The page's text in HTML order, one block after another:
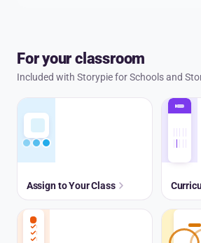
For your classroom
Included with Storypie for Schools and
Assign to Your Class